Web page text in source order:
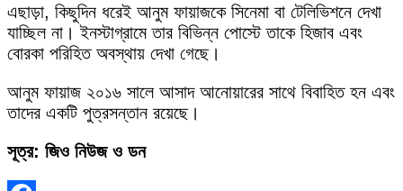
এছাড়া, কিছুদিন ধরেই আনুম ফায়াজকে সিনেমা বা টেলিভিশনে দেখা
যাচ্ছিল না। ইনস্টাগ্রামে তার বিভিন্ন পোস্টে তাকে হিজাব এবং
বোরকা পরিহিত অবস্থায় দেখা গেছে।
আনুম ফায়াজ ২০১৬ সালে আসাদ আনোয়ারের সাথে বিবাহিত হন এবং
তাদের একটি পুত্রসন্তান রয়েছে।
সূত্র: জিও নিউজ ও ডন